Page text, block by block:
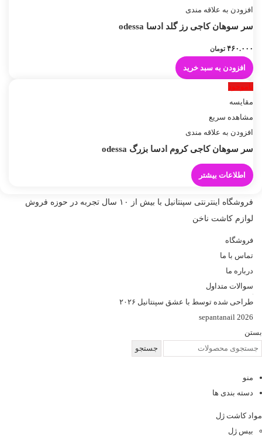
افزودن به علاقه مندی
سر سوهان کاجی رز گلد ادسا odessa
۴۶۰.۰۰۰ تومان
افزودن به سبد خرید
ناموجود
مقایسه
مشاهده سریع
افزودن به علاقه مندی
سر سوهان کاجی کروم ادسا بزرگ odessa
اطلاعات بیشتر
فروشگاه اینترنتی سپنتانیل با بیش از ۱۰ سال تجربه در حوزه فروش
لوازم کاشت ناخن
فروشگاه
تماس با ما
درباره ما
سوالات متداول
طراحی شده توسط با عشق سپنتانیل ۲۰۲۶
sepantanail 2026
بستن
جستجو
منو
دسته بندی ها
مواد کاشت ژل
بیس ژل